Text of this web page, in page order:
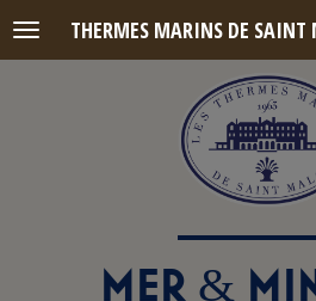
Menu THERMES MARINS DE SAINT
MER &